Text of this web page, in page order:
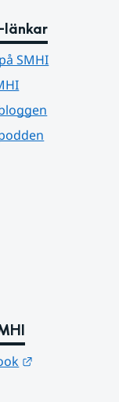
länkar
SMHI